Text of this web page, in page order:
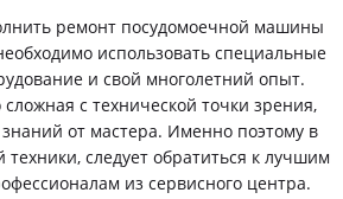
ремонт посудомоечной машины
использовать специальные
и свой многолетний опыт.
сложная с технической точки зрения,
от мастера. Именно поэтому в
техники, следует обратиться к лучшим
из сервисного центра.